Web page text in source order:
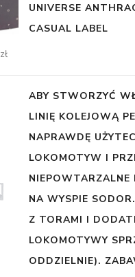
UNIVERSE
CASUAL LABEL
zł
ABY STWORZYĆ
LINIĘ KOLEJOWĄ
NAPRAWDĘ
LOKOMOTYW I
NIEPOWTARZALNE
NA WYSPIE
Z TORAMI I
LOKOMOTYWY
ODDZIELNIE).